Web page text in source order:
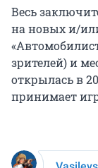
Весь
на новых и/
зрителей) и
открылась в
принимает